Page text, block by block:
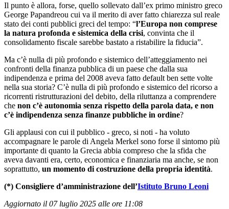
Il punto è allora, forse, quello sollevato dall’ex primo ministro greco
George Papandreou cui va il merito di aver fatto chiarezza sul reale
stato dei conti pubblici greci del tempo: “l’Europa non comprese
la natura profonda e sistemica della crisi, convinta che il
consolidamento fiscale sarebbe bastato a ristabilire la fiducia”.
Ma c’è nulla di più profondo e sistemico dell’atteggiamento nei
confronti della finanza pubblica di un paese che dalla sua
indipendenza e prima del 2008 aveva fatto default ben sette volte
nella sua storia? C’è nulla di più profondo e sistemico del ricorso a
ricorrenti ristrutturazioni del debito, della riluttanza a comprendere
che non c’è autonomia senza rispetto della parola data, e non
c’è indipendenza senza finanze pubbliche in ordine?
Gli applausi con cui il pubblico - greco, si noti - ha voluto
accompagnare le parole di Angela Merkel sono forse il sintomo più
importante di quanto la Grecia abbia compreso che la sfida che
aveva davanti era, certo, economica e finanziaria ma anche, se non
soprattutto, un momento di costruzione della propria identità.
(*) Consigliere d’amministrazione dell’Istituto Bruno Leoni
Aggiornato il 07 luglio 2025 alle ore 11:08